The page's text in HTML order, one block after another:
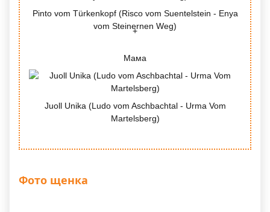
Pinto vom Türkenkopf (Risco vom Suentelstein - Enya
vom Steinernen Weg)
Мама
Juoll Unika (Ludo vom Aschbachtal - Urma Vom
Martelsberg)
Фото щенка